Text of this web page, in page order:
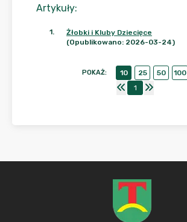
Artykuły:
1.
Żłobki i Kluby Dziecięce
(Opublikowano: 2026-03-24)
POKAŻ: 10 25 50
100
1